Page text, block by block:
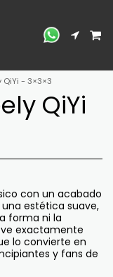
QiYi - 3×3×3
QiYi
con un acabado
estética suave,
forma ni la
exactamente
lo convierte en
y fans de